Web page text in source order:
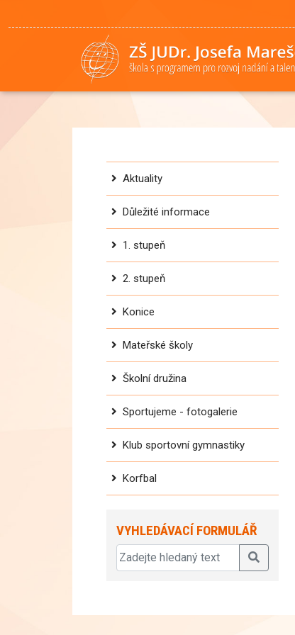
Aktuality
Důležité informace
1. stupeň
2. stupeň
Konice
Mateřské školy
Školní družina
Sportujeme - fotogalerie
Klub sportovní gymnastiky
Korfbal
VYHLEDÁVACÍ FORMULÁŘ